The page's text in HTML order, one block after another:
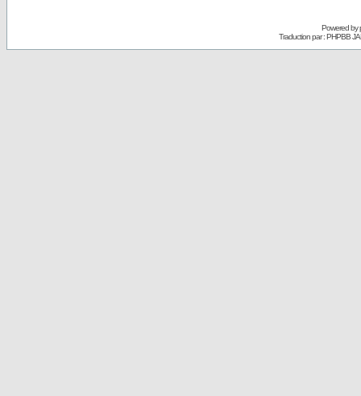
Powered by
Traduction par : PHPBB